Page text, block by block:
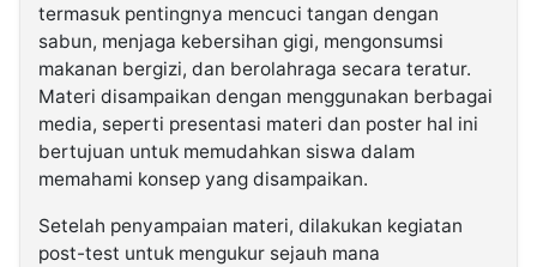
termasuk pentingnya mencuci tangan dengan
sabun, menjaga kebersihan gigi, mengonsumsi
makanan bergizi, dan berolahraga secara teratur.
Materi disampaikan dengan menggunakan berbagai
media, seperti presentasi materi dan poster hal ini
bertujuan untuk memudahkan siswa dalam
memahami konsep yang disampaikan.
Setelah penyampaian materi, dilakukan kegiatan
post-test untuk mengukur sejauh mana